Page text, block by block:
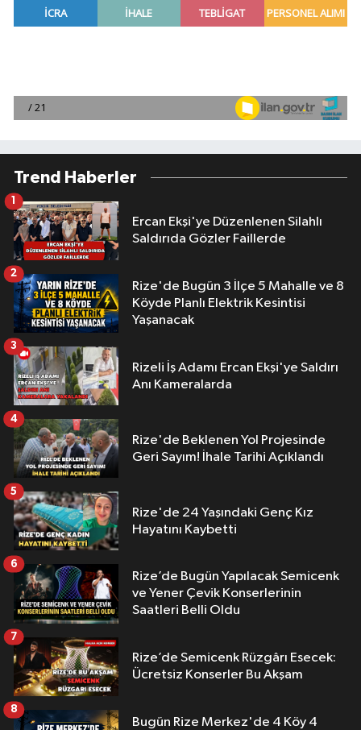
Trend Haberler
Ercan Ekşi'ye Düzenlenen Silahlı
Saldırıda Gözler Faillerde
1
Rize'de Bugün 3 İlçe 5 Mahalle ve 8
Köyde Planlı Elektrik Kesintisi
Yaşanacak
2
Rizeli İş Adamı Ercan Ekşi'ye Saldırı
Anı Kameralarda
3
Rize'de Beklenen Yol Projesinde
Geri Sayım! İhale Tarihi Açıklandı
4
Rize'de 24 Yaşındaki Genç Kız
Hayatını Kaybetti
5
Rize’de Bugün Yapılacak Semicenk
ve Yener Çevik Konserlerinin
Saatleri Belli Oldu
6
Rize’de Semicenk Rüzgârı Esecek:
Ücretsiz Konserler Bu Akşam
7
Bugün Rize Merkez'de 4 Köy 4
8